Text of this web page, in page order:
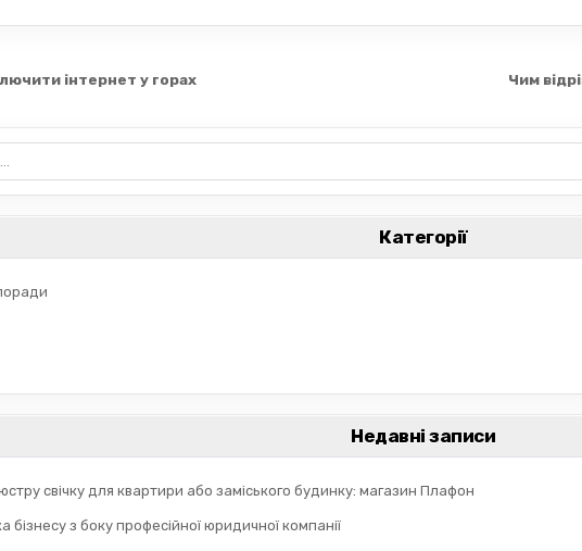
Чим
інтернет у горах
Категорії
Недавні записи
свічку для квартири або заміського будинку: магазин Плафон
бізнесу з боку професійної юридичної компанії